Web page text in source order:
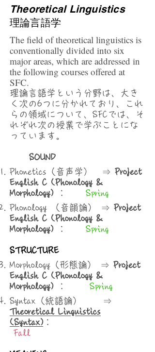
Theoretical Linguistics
理論言語学
The field of theoretical linguistics is
conventionally divided into six
major areas, which are addressed in
the following courses offered at
SFC.
理論言語学という分野は、大き
く次の6つに分かれており、これ
らの領域について、SFCでは、そ
れぞれ次の授業で学ぶことにな
っています。
SOUND
Phonetics（音声学） ⇒ Project
English C (Phonology &
Morphology)
： Spring
Phonology （音韻論） ⇒ Project
English C (Phonology &
Morphology)
： Spring
STRUCTURE
Morphology（形態論） ⇒ Project
English C (Phonology &
Morphology)
： Spring
Syntax（統語論） ⇒
Theoretical Linguistics
(Syntax)：
Fall